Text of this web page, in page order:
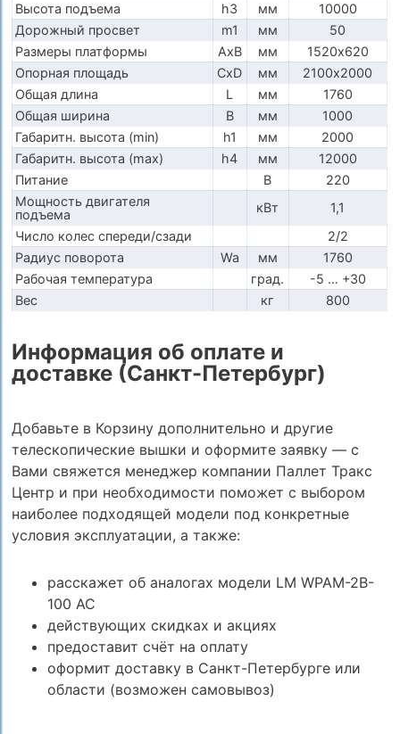
Высота подъема
h3 мм
10000
Дорожный просвет
m1 мм
50
Размеры платформы
AxB мм
1520х620
Опорная площадь
CxD мм
2100х2000
Общая длина
L мм
1760
Общая ширина
B мм
1000
Габаритн. высота (min)
h1 мм
2000
Габаритн. высота (max)
h4 мм
12000
Питание
В
220
Мощность двигателя
подъема
кВт
1,1
Число колес спереди/сзади
2/2
Радиус поворота
Wa мм
1760
Рабочая температура
град.
-5 … +30
Вес
кг 800
Информация об оплате и
доставке (Санкт-Петербург)
Добавьте в Корзину дополнительно и другие
телескопические вышки и оформите заявку — с
Вами свяжется менеджер компании Паллет Тракс
Центр и при необходимости поможет с выбором
наиболее подходящей модели под конкретные
условия эксплуатации, а также:
расскажет об аналогах модели LM WPAM-2B-
100 AC
действующих скидках и акциях
предоставит счёт на оплату
оформит доставку в Санкт-Петербурге или
области (возможен самовывоз)